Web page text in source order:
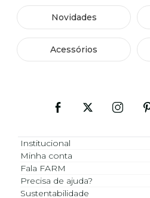
Novidades
Acessórios
Institucional
Minha conta
Fala FARM
Precisa de ajuda?
Sustentabilidade